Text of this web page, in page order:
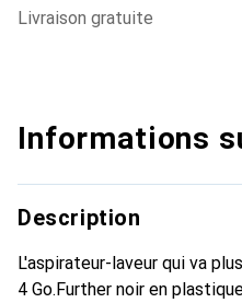
livraison gratuite
Informations
Description
L'aspirateur-laveur qui va
4 Go.Further noir en